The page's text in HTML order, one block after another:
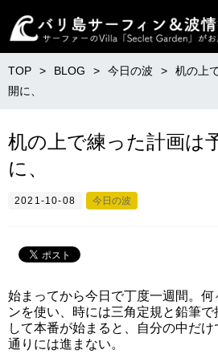
TOP BLOG 今日の波
机の上
開に、
机の上で練った計画は
に、
2021-10-08 今日の波
始まってから今日で丁度一週間。何
ンを使い、時には三角定規と鉛筆で
して本番が始まると、自分の中だ
通りには進まない。